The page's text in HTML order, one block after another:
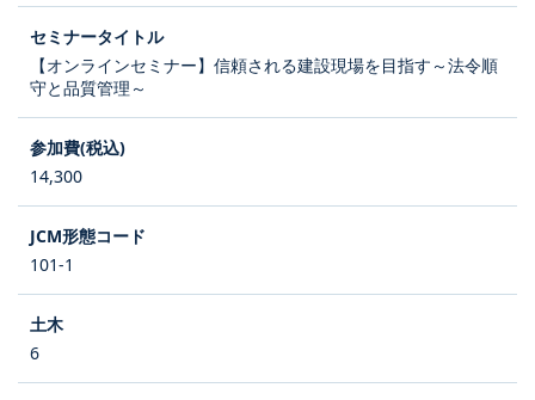
【オンラインセミナー】信頼される建設現場を目指す～法令順
守と品質管理～
14,300
101-1
6